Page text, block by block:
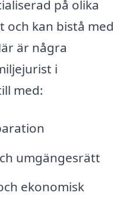
på olika
och kan bistå med
är några
i
med:
umgängesrätt
ekonomisk